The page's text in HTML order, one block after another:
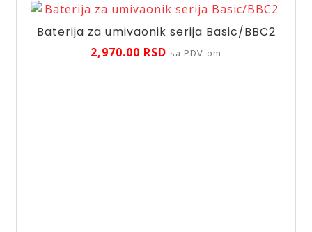
Baterija za umivaonik serija Basic/BBC2
2,970.00 RSD sa PDV-om